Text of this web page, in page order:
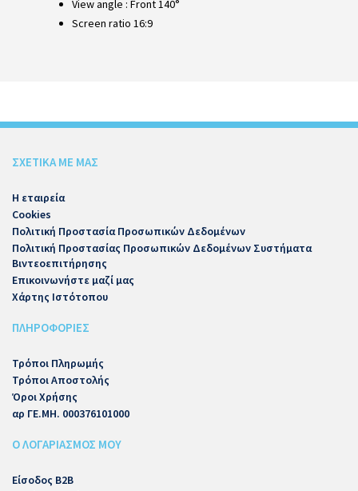
View angle : Front 140°
Screen ratio 16:9
ΣΧΕΤΙΚΑ ΜΕ ΜΑΣ
Η εταιρεία
Cookies
Πολιτική Προστασία Προσωπικών Δεδομένων
Πολιτική Προστασίας Προσωπικών Δεδομένων Συστήματα
Βιντεοεπιτήρησης
Επικοινωνήστε μαζί μας
Χάρτης Ιστότοπου
ΠΛΗΡΟΦΟΡΙΕΣ
Τρόποι Πληρωμής
Τρόποι Αποστολής
Όροι Χρήσης
αρ ΓΕ.ΜΗ. 000376101000
Ο ΛΟΓΑΡΙΑΣΜΟΣ ΜΟΥ
Είσοδος B2B